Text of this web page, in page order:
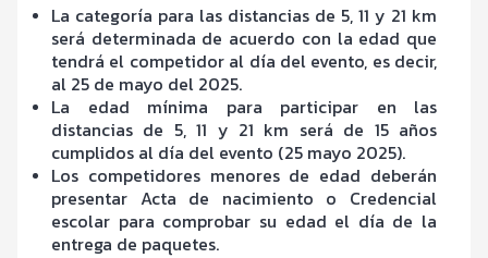
La categoría para las distancias de 5, 11 y 21 km
será determinada de acuerdo con la edad que
tendrá el competidor al día del evento, es decir,
al 25 de mayo del 2025.
La edad mínima para participar en las
distancias de 5, 11 y 21 km será de 15 años
cumplidos al día del evento (25 mayo 2025).
Los competidores menores de edad deberán
presentar Acta de nacimiento o Credencial
escolar para comprobar su edad el día de la
entrega de paquetes.